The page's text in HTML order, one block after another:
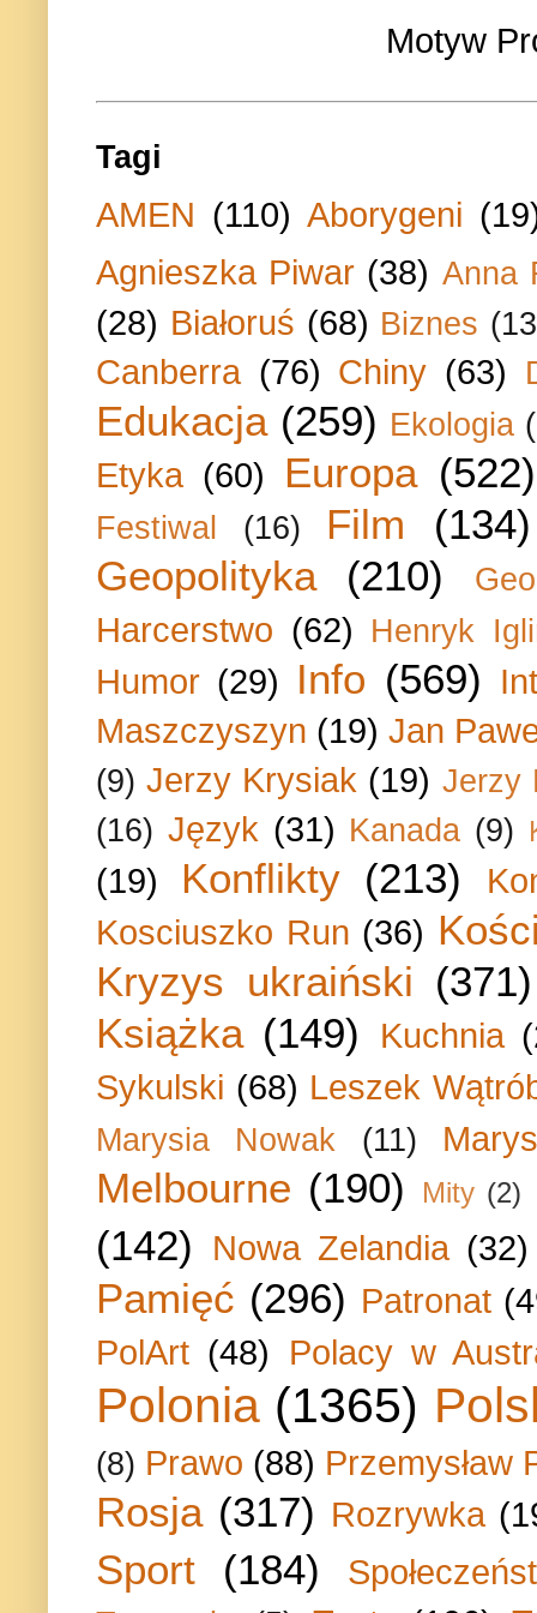
Motyw
Tagi
AMEN (110) Aborygeni
Agnieszka Piwar (38) Anna
(28) Białoruś (68) Biznes
Canberra (76) Chiny (63)
Edukacja (259) Ekologia
Etyka (60) Europa (522)
Festiwal (16) Film
(134)
Geopolityka
(210)
Harcerstwo (62) Henryk
Humor (29) Info (569)
Maszczyszyn (19) Jan
(9) Jerzy Krysiak (19) Jerzy
(16) Język (31) Kanada (9)
(19) Konflikty (213)
Kosciuszko Run (36)
Kryzys ukraiński (371)
Książka (149) Kuchnia
Sykulski (68) Leszek
Marysia Nowak (11)
Melbourne (190) Mity (2)
(142) Nowa Zelandia (32)
Pamięć (296) Patronat
PolArt (48) Polacy w
Polonia (1365)
(8) Prawo (88) Przemysław
Rosja (317) Rozrywka
Sport (184)